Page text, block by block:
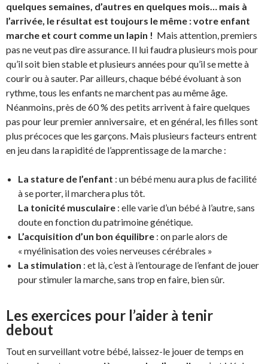
quelques semaines, d’autres en quelques mois… mais à
l’arrivée, le résultat est toujours le même : votre enfant
marche et court comme un lapin ! Mais attention, premiers
pas ne veut pas dire assurance. Il lui faudra plusieurs mois pour
qu’il soit bien stable et plusieurs années pour qu’il se mette à
courir ou à sauter. Par ailleurs, chaque bébé évoluant à son
rythme, tous les enfants ne marchent pas au même âge.
Néanmoins, près de 60 % des petits arrivent à faire quelques
pas pour leur premier anniversaire, et en général, les filles sont
plus précoces que les garçons. Mais plusieurs facteurs entrent
en jeu dans la rapidité de l’apprentissage de la marche :
La stature de l’enfant : un bébé menu aura plus de facilité
à se porter, il marchera plus tôt.
La tonicité musculaire : elle varie d’un bébé à l’autre, sans
doute en fonction du patrimoine génétique.
L’acquisition d’un bon équilibre : on parle alors de
« myélinisation des voies nerveuses cérébrales »
La stimulation : et là, c’est à l’entourage de l’enfant de jouer
pour stimuler la marche, sans trop en faire, bien sûr.
Les exercices pour l’aider à tenir
debout
Tout en surveillant votre bébé, laissez-le jouer de temps en